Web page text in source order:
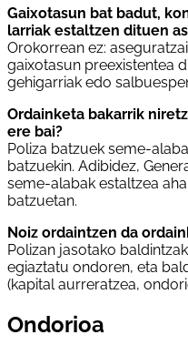
Gaixotasun bat badut,
larriak estaltzen dituen
Orokorrean ez:
gaixotasun preexistentea
gehigarriak edo
Ordainketa bakarrik
ere bai?
Poliza batzuek seme-
batzuekin. Adibidez,
seme-alabak estaltzea
batzuetan.
Noiz ordaintzen da
Polizan jasotako
egiaztatu ondoren, eta
(kapital aurreratzea,
Ondorioa